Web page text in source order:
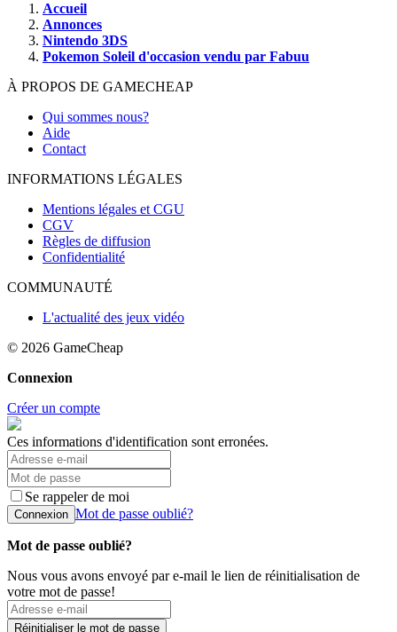
Accueil
Annonces
Nintendo 3DS
Pokemon Soleil d'occasion vendu par Fabuu
À PROPOS DE GAMECHEAP
Qui sommes nous?
Aide
Contact
INFORMATIONS LÉGALES
Mentions légales et CGU
CGV
Règles de diffusion
Confidentialité
COMMUNAUTÉ
L'actualité des jeux vidéo
© 2026 GameCheap
Connexion
Créer un compte
Ces informations d'identification sont erronées.
Se rappeler de moi
Connexion Mot de passe oublié?
Mot de passe oublié?
Nous vous avons envoyé par e-mail le lien de réinitialisation de
votre mot de passe!
Réinitialiser le mot de passe